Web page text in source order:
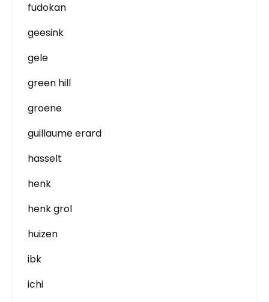
fudokan
geesink
gele
green hill
groene
guillaume erard
hasselt
henk
henk grol
huizen
ibk
ichi